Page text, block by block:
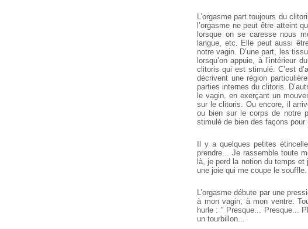
L’orgasme part toujours du
l’orgasme ne peut être atteint
lorsque on se caresse nous
langue, etc. Elle peut aussi
notre vagin. D’une part, les
lorsqu’on appuie, à l’intérieur
clitoris qui est stimulé. C’est
décrivent une région
parties internes du clitoris.
le vagin, en exerçant un
sur le clitoris. Ou encore, il
ou bien sur le corps de notre
stimulé de bien des façons pour
Il y a quelques petites
prendre... Je rassemble toute
là, je perd la notion du temps
une joie qui me coupe le
L’orgasme débute par une
à mon vagin, à mon ventre.
hurle : " Presque... Presque...
un tourbillon...